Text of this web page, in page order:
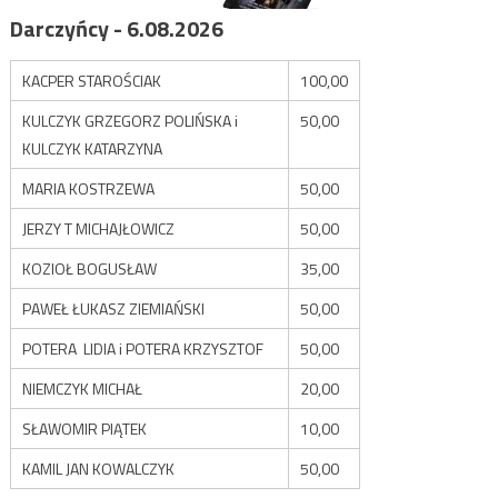
Darczyńcy - 6.08.2026
KACPER STAROŚCIAK
100,00
KULCZYK GRZEGORZ POLIŃSKA i
KULCZYK KATARZYNA
50,00
MARIA KOSTRZEWA
50,00
JERZY T MICHAJŁOWICZ
50,00
KOZIOŁ BOGUSŁAW
35,00
PAWEŁ ŁUKASZ ZIEMIAŃSKI
50,00
POTERA LIDIA i POTERA KRZYSZTOF
50,00
NIEMCZYK MICHAŁ
20,00
SŁAWOMIR PIĄTEK
10,00
KAMIL JAN KOWALCZYK
50,00